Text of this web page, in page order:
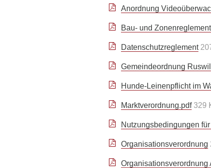
Anordnung
Bau- und
Datenschutzreglement
Gemeindeordnung Ruswil
Hunde-Leinenpflicht im
Marktverordnung.pdf 329
Nutzungsbedingungen
Organisationsverordnung
Organisationsverordnung